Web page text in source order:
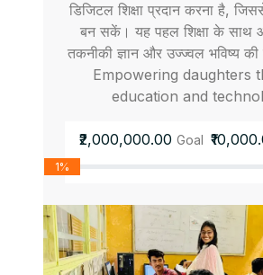
डिजिटल शिक्षा प्रदान करना है,
बन सकें। यह पहल शिक्षा के साथ
तकनीकी ज्ञान और उज्ज्वल भविष्य की
Empowering daughters
education and
₹2,000,000.00 Goal
1%